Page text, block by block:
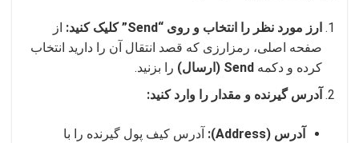
ارز مورد نظر را انتخاب و روی “Send” کلیک کنید:
از
صفحه اصلی، رمزارزی که قصد انتقال آن را دارید انتخاب
کرده و دکمه Send (ارسال)
را بزنید.
آدرس گیرنده و مقدار را وارد کنید:
آدرس (Address):
آدرس کیف پول گیرنده را با